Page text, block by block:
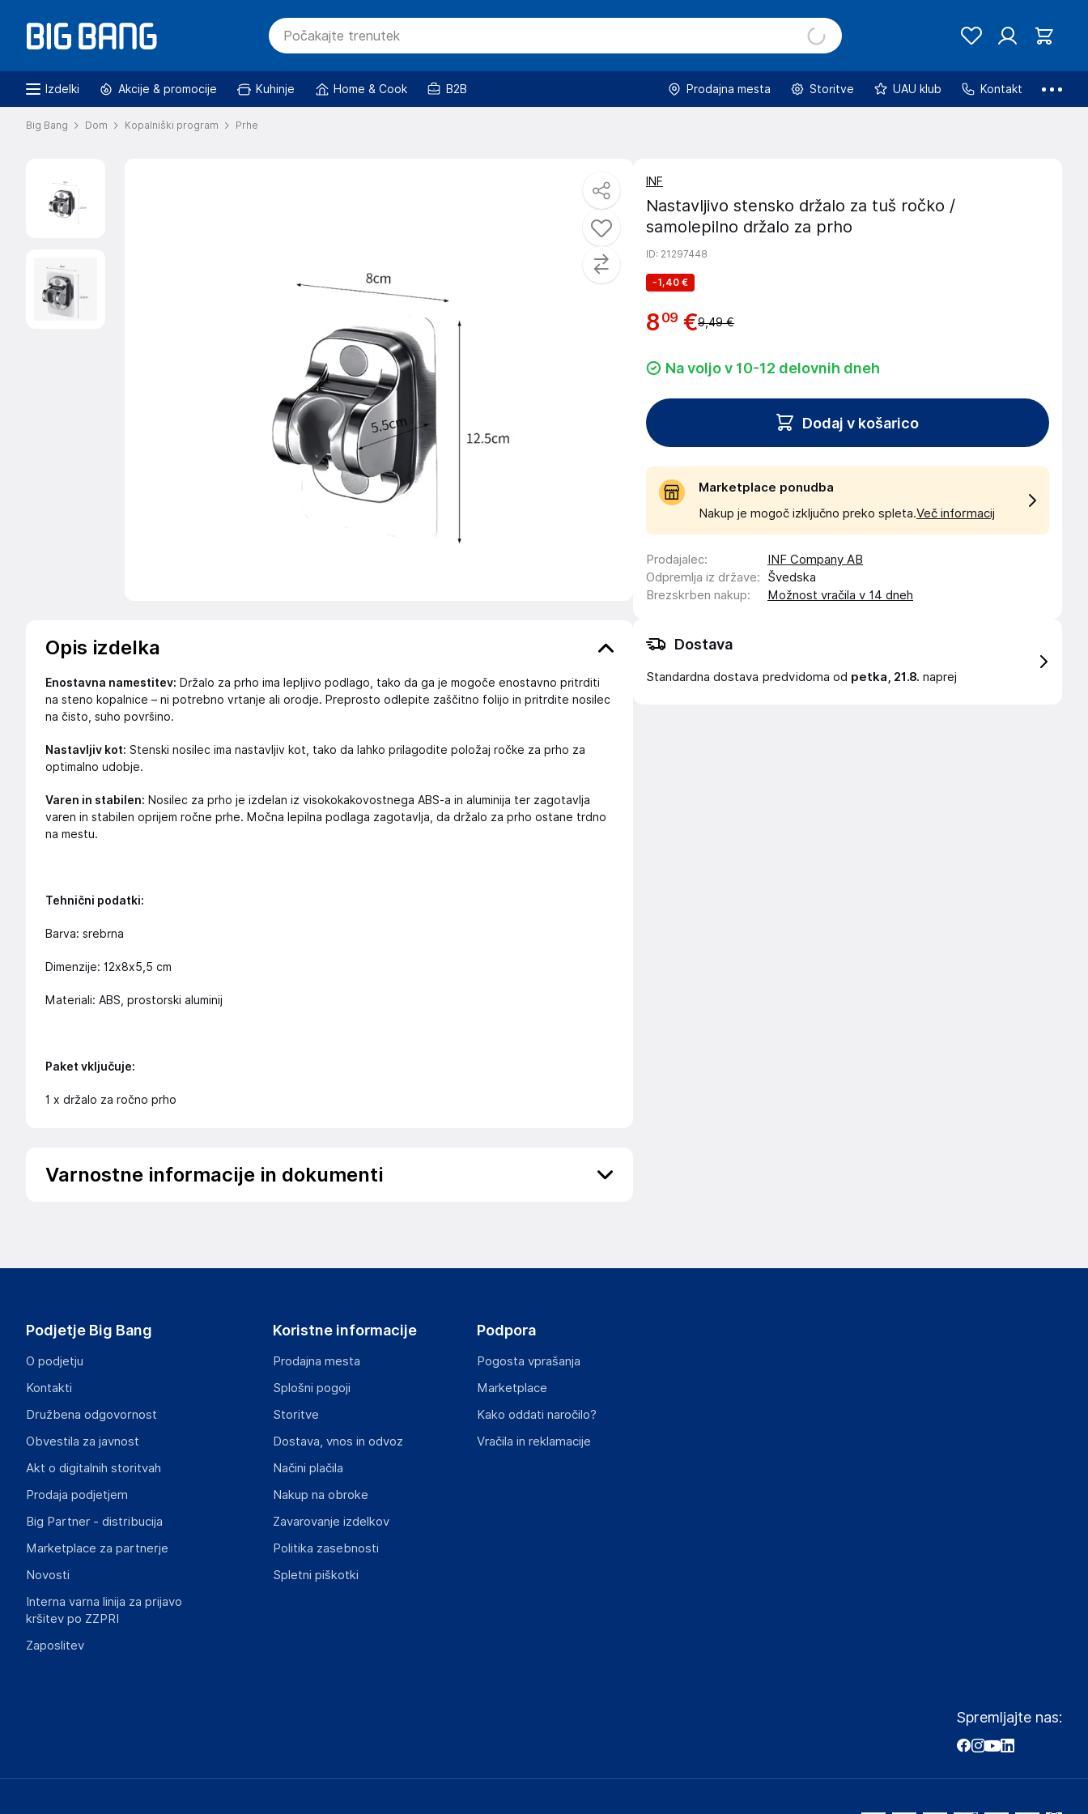
Izdelki Akcije & promocije Kuhinje Home & Cook B2B Prodajna mesta Storitve UAU klub Kontakt
Big Bang Dom Kopalniški program Prhe
Opis izdelka
Enostavna namestitev: Držalo za prho ima lepljivo podlago, tako da ga je mogoče enostavno pritrditi
na steno kopalnice – ni potrebno vrtanje ali orodje. Preprosto odlepite zaščitno folijo in pritrdite nosilec
na čisto, suho površino.
Nastavljiv kot: Stenski nosilec ima nastavljiv kot, tako da lahko prilagodite položaj ročke za prho za
optimalno udobje.
Varen in stabilen: Nosilec za prho je izdelan iz visokokakovostnega ABS-a in aluminija ter zagotavlja
varen in stabilen oprijem ročne prhe. Močna lepilna podlaga zagotavlja, da držalo za prho ostane trdno
na mestu.
Tehnični podatki:
Barva: srebrna
Dimenzije: 12x8x5,5 cm
Materiali: ABS, prostorski aluminij
Paket vključuje:
1 x držalo za ročno prho
Varnostne informacije in dokumenti
Podatki o proizvajalcu vključujejo informacije (naziv, naslov, državo in elektronski naslov) povezane s
ROOM 1502(A), EASEY COMMERCIAL BUILDING, 253-261 HENNESSY ROAD,WANCHAI, 000 Hong Kong
HK
Odgovorna oseba v EU
INF Company AB
Sweden
support@inf.se
Slike o varnosti izdelka vsebujejo opozorila na embalaži izdelka in lahko vključujejo ključne varnostne
informacije, povezane z določenim izdelkom.
INF
Nastavljivo stensko držalo za tuš ročko /
samolepilno držalo za prho
ID: 21297448
-1,40 €
8 09 €9,49 €
Na voljo v 10-12 delovnih dneh
Dodaj v košarico
Marketplace ponudba
Nakup je mogoč izključno preko spleta.Več informacij
Prodajalec:
INF Company AB
Odpremlja iz države:
Švedska
Brezskrben nakup: Možnost vračila v 14 dneh
Dostava
Standardna dostava predvidoma od petka, 21.8. naprej
Podjetje Big Bang
O podjetju
Kontakti
Družbena odgovornost
Obvestila za javnost
Akt o digitalnih storitvah
Prodaja podjetjem
Big Partner - distribucija
Marketplace za partnerje
Novosti
Interna varna linija za prijavo
kršitev po ZZPRI
Zaposlitev
Koristne informacije
Prodajna mesta
Splošni pogoji
Storitve
Dostava, vnos in odvoz
Načini plačila
Nakup na obroke
Zavarovanje izdelkov
Politika zasebnosti
Spletni piškotki
Podpora
Pogosta vprašanja
Marketplace
Kako oddati naročilo?
Vračila in reklamacije
Spremljajte nas: